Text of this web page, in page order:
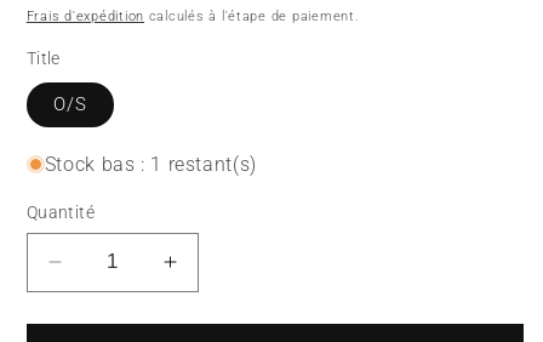
habituel
Frais d'expédition calculés à l'étape de paiement.
Title
O/S
Stock bas : 1 restant(s)
Quantité
Réduire
la
quantité
Augmenter
la
quantité